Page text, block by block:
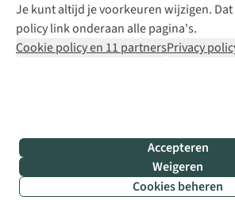
Filter & sorteer
Je kunt altijd je voorkeuren wijzigen.
policy link onderaan alle pagina's.
Cookie policy en 11 partnersPrivacy
Accepteren
Weigeren
Cookies beheren